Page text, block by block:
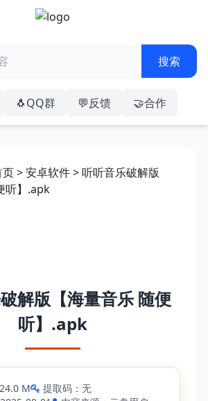
🐧QQ群 💬反馈 🤝合作
页>安卓软件> 听听音乐破解版
听】.apk
解版【海量音乐 随便
听】.apk
M
提取码：无